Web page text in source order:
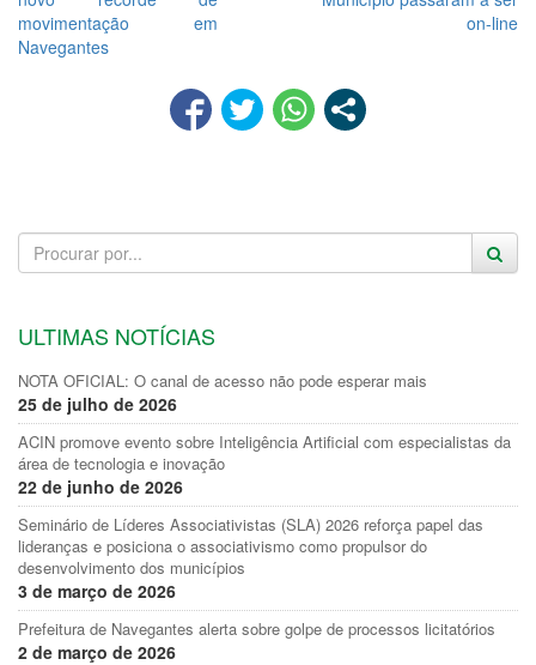
movimentação em
Navegantes
on-line
ULTIMAS NOTÍCIAS
NOTA OFICIAL: O canal de acesso não pode esperar mais
25 de julho de 2026
ACIN promove evento sobre Inteligência Artificial com especialistas da
área de tecnologia e inovação
22 de junho de 2026
Seminário de Líderes Associativistas (SLA) 2026 reforça papel das
lideranças e posiciona o associativismo como propulsor do
desenvolvimento dos municípios
3 de março de 2026
Prefeitura de Navegantes alerta sobre golpe de processos licitatórios
2 de março de 2026